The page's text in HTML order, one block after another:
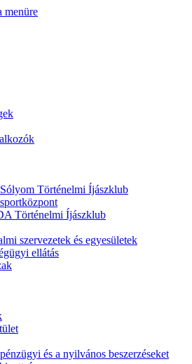
menüre
Történelmi Íjászklub
Történelmi Íjászklub
szervezetek és egyesületek
ellátás
és a nyilvános beszerzéseket